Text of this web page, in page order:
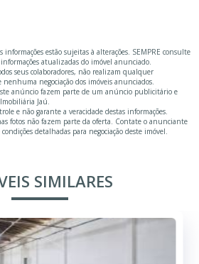
estão sujeitas à alterações. SEMPRE consulte
atualizadas do imóvel anunciado.
seus colaboradores, não realizam qualquer
negociação dos imóveis anunciados.
anúncio fazem parte de um anúncio publicitário e
Jaú.
e não garante a veracidade destas informações.
fotos não fazem parte da oferta. Contate o anunciante
detalhadas para negociação deste imóvel.
SIMILARES